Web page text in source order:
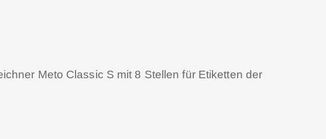
Meto Classic S mit 8 Stellen für Etiketten der